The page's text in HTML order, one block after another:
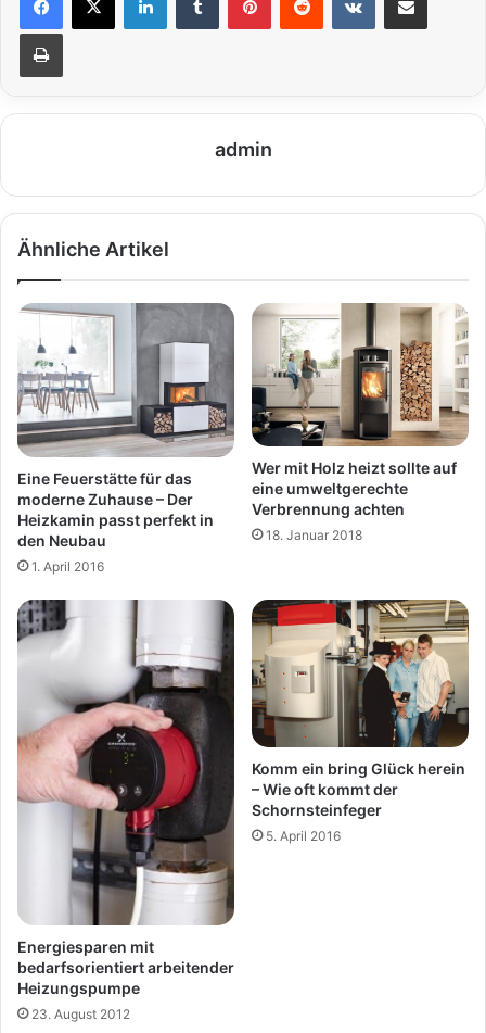
admin
Ähnliche Artikel
Eine Feuerstätte für das
moderne Zuhause – Der
Heizkamin passt perfekt in
den Neubau
1. April 2016
Wer mit Holz heizt sollte auf
eine umweltgerechte
Verbrennung achten
18. Januar 2018
Energiesparen mit
bedarfsorientiert arbeitender
Heizungspumpe
23. August 2012
Komm ein bring Glück herein
– Wie oft kommt der
Schornsteinfeger
5. April 2016